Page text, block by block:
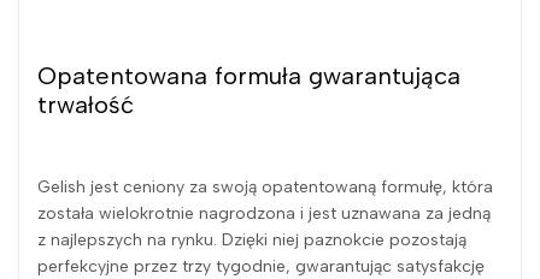
Opatentowana formuła gwarantująca
trwałość
Gelish jest ceniony za swoją opatentowaną formułę, która
została wielokrotnie nagrodzona i jest uznawana za jedną
z najlepszych na rynku. Dzięki niej paznokcie pozostają
perfekcyjne przez trzy tygodnie, gwarantując satysfakcję